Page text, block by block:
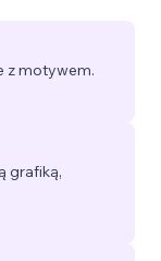
z motywem.
grafiką,